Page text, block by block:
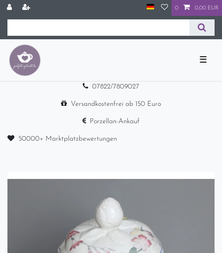
0 0,00 EUR
☰
07822/7809027
Versandkostenfrei ab 150 Euro
Porzellan-Ankauf
50000+ Marktplatzbewertungen